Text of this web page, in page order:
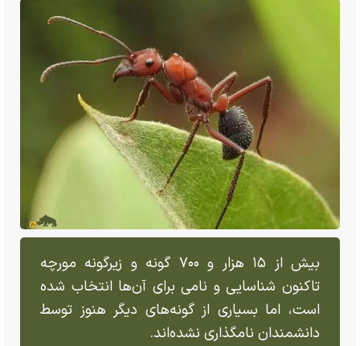
بیش از ۱۵ هزار و ۷۰۰ گونه و زیرگونه مورچه
تاکنون شناسایی و نامی برای آن‌ها انتخاب شده
است، اما بسیاری از گونه‌های دیگر هنوز توسط
دانشمندان نامگذاری نشده‌اند.